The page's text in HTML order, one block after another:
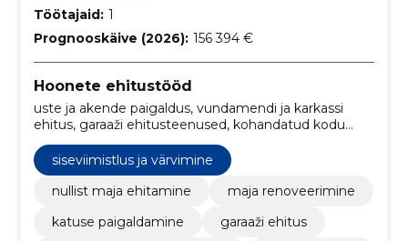
Töötajaid: 1
Prognooskäive (2026): 156 394 €
Hoonete ehitustööd
uste ja akende paigaldus, vundamendi ja karkassi
ehitus, garaaži ehitusteenused, kohandatud kodu
siseviimistlus ja värvimine, saunamaja ehitus, kodu
renoveerimise lahendused, põrandate
paigaldusteenused, katuse remont ja paigaldus
siseviimistlus ja värvimine
nullist maja ehitamine
maja renoveerimine
katuse paigaldamine
garaaži ehitus